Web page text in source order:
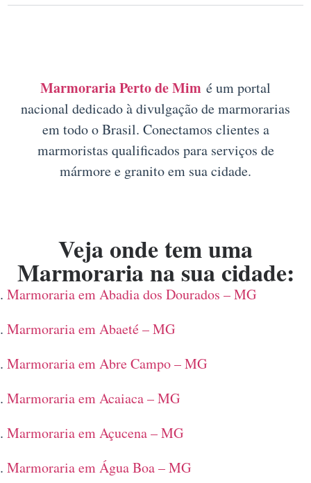
Marmoraria Perto de Mim é um portal
nacional dedicado à divulgação de marmorarias
em todo o Brasil. Conectamos clientes a
marmoristas qualificados para serviços de
mármore e granito em sua cidade.
Veja onde tem uma
Marmoraria na sua cidade:
Marmoraria em Abadia dos Dourados – MG
Marmoraria em Abaeté – MG
Marmoraria em Abre Campo – MG
Marmoraria em Acaiaca – MG
Marmoraria em Açucena – MG
Marmoraria em Água Boa – MG